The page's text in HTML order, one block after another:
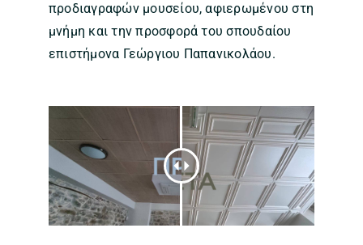
προδιαγραφών μουσείου, αφιερωμένου στη
μνήμη και την προσφορά του σπουδαίου
επιστήμονα Γεώργιου Παπανικολάου.